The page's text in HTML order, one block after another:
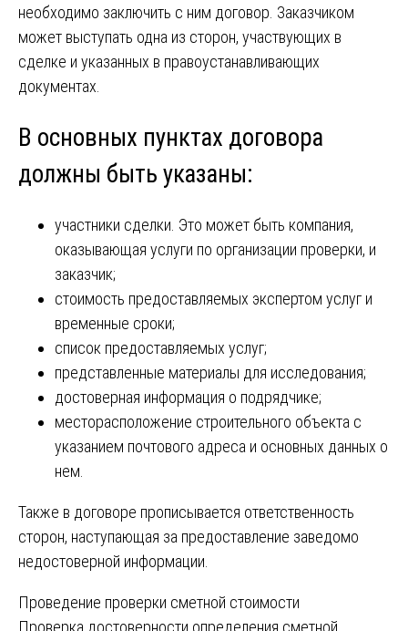
необходимо заключить с ним договор. Заказчиком
может выступать одна из сторон, участвующих в
сделке и указанных в правоустанавливающих
документах.
В основных пунктах договора
должны быть указаны:
участники сделки. Это может быть компания,
оказывающая услуги по организации проверки, и
заказчик;
стоимость предоставляемых экспертом услуг и
временные сроки;
список предоставляемых услуг;
представленные материалы для исследования;
достоверная информация о подрядчике;
месторасположение строительного объекта с
указанием почтового адреса и основных данных о
нем.
Также в договоре прописывается ответственность
сторон, наступающая за предоставление заведомо
недостоверной информации.
Навигация
Проведение проверки сметной стоимости
Проверка достоверности определения сметной